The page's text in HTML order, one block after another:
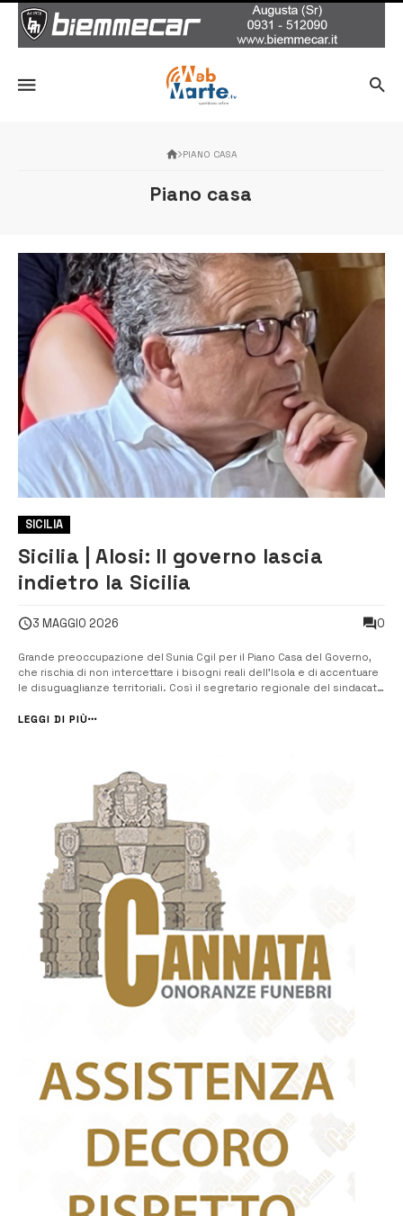
PIANO CASA
Piano casa
SICILIA
Sicilia | Alosi: Il governo lascia
indietro la Sicilia
3 MAGGIO 2026 0
Grande preoccupazione del Sunia Cgil per il Piano Casa del Governo,
che rischia di non intercettare i bisogni reali dell’Isola e di accentuare
le disuguaglianze territoriali. Così il segretario regionale del sindacato
essere separata dalla condizione economica e produttiva...
LEGGI DI PIÙ